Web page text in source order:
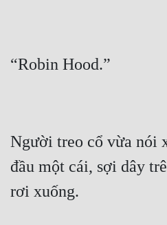
Người treo cổ vừa nói
đầu một cái, sợi dây